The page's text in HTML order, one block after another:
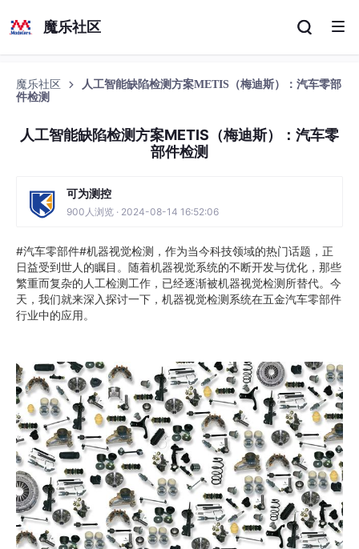
魔乐社区
魔乐社区
人工智能缺陷检测方案METIS（梅迪斯）：汽车零部
件检测
人工智能缺陷检测方案METIS（梅迪斯）：汽车零
部件检测
可为测控
900人浏览 · 2024-08-14 16:52:06
#汽车零部件#机器视觉检测，作为当今科技领域的热门话题，正
日益受到世人的瞩目。随着机器视觉系统的不断开发与优化，那些
繁重而复杂的人工检测工作，已经逐渐被机器视觉检测所替代。今
天，我们就来深入探讨一下，机器视觉检测系统在五金汽车零部件
行业中的应用。